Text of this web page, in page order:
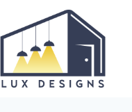
المحتوى